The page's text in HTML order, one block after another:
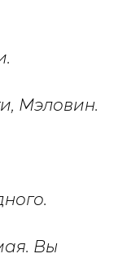
Мэловин.
Вы